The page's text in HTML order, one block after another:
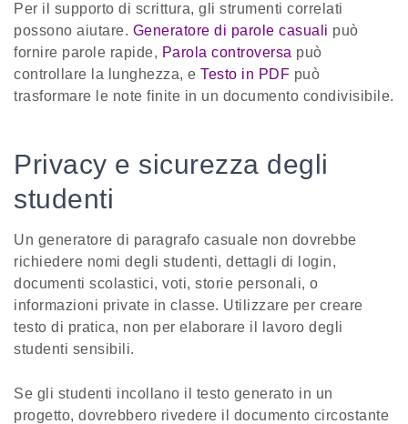
Per il supporto di scrittura, gli strumenti correlati
possono aiutare. Generatore di parole casuali può
fornire parole rapide, Parola controversa può
controllare la lunghezza, e Testo in PDF può
trasformare le note finite in un documento condivisibile.
Privacy e sicurezza degli
studenti
Un generatore di paragrafo casuale non dovrebbe
richiedere nomi degli studenti, dettagli di login,
documenti scolastici, voti, storie personali, o
informazioni private in classe. Utilizzare per creare
testo di pratica, non per elaborare il lavoro degli
studenti sensibili.
Se gli studenti incollano il testo generato in un
progetto, dovrebbero rivedere il documento circostante